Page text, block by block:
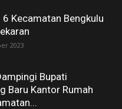
6 Kecamatan Bengkulu
2023
Bupati
Baru Kantor Rumah